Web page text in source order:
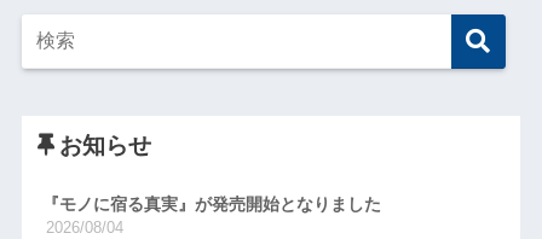
お知らせ
『モノに宿る真実』が発売開始となりました
2026/08/04